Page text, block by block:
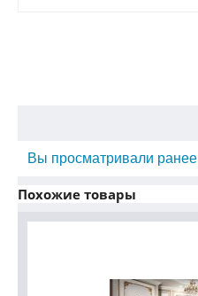
Вы просматривали ранее
Похожие товары